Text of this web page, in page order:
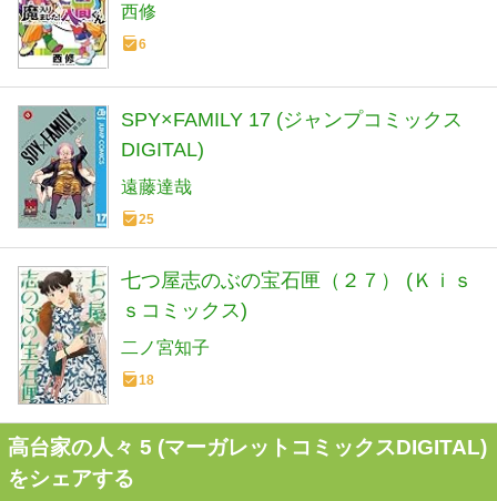
西修
6
SPY×FAMILY 17 (ジャンプコミックス
DIGITAL)
遠藤達哉
25
七つ屋志のぶの宝石匣（２７） (Ｋｉｓ
ｓコミックス)
二ノ宮知子
18
高台家の人々 5 (マーガレットコミックスDIGITAL)
をシェアする